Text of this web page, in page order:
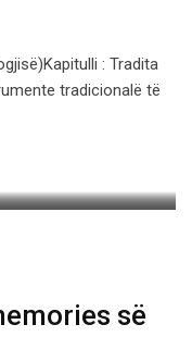
: Tradita
tradicionalë të
së